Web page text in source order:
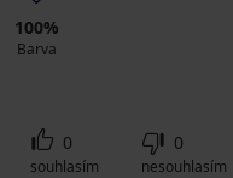
100%
Barva
0
souhlasím
0
nesouhlasím